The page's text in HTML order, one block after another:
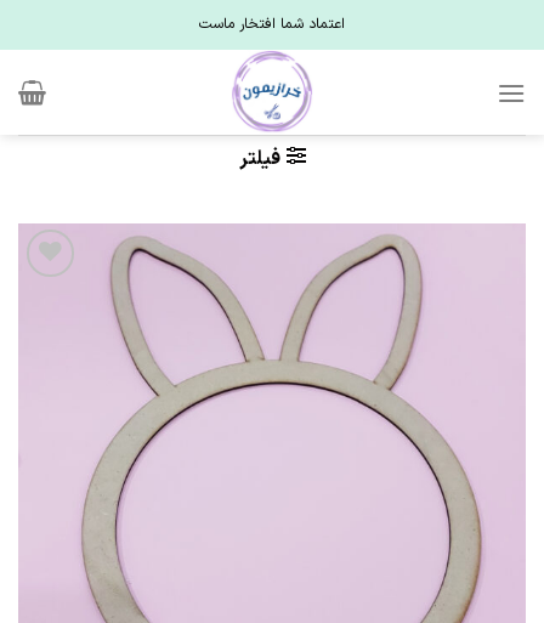
to
اعتماد شما افتخار ماست
فیلتر